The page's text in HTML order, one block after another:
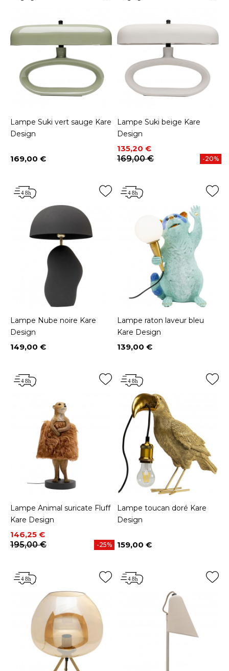
Lampe Suki vert sauge Kare
Design
Prix
169,00 €
Lampe Suki beige Kare
Design
Prix
135,20 €
Prix de base
169,00 €
-20%
Lampe Nube noire Kare
Design
Prix
149,00 €
Lampe raton laveur bleu
Kare Design
Prix
139,00 €
Lampe Animal suricate Fluff
Kare Design
Prix
146,25 €
Prix de base
195,00 €
-25%
Lampe toucan doré Kare
Design
Prix
159,00 €